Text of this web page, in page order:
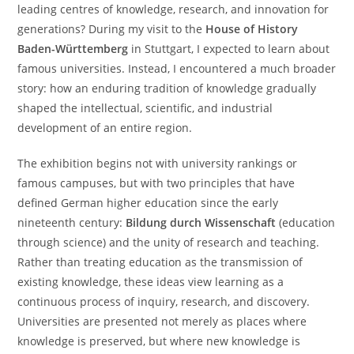
leading centres of knowledge, research, and innovation for
generations? During my visit to the House of History
Baden-Württemberg in Stuttgart, I expected to learn about
famous universities. Instead, I encountered a much broader
story: how an enduring tradition of knowledge gradually
shaped the intellectual, scientific, and industrial
development of an entire region.
The exhibition begins not with university rankings or
famous campuses, but with two principles that have
defined German higher education since the early
nineteenth century: Bildung durch Wissenschaft (education
through science) and the unity of research and teaching.
Rather than treating education as the transmission of
existing knowledge, these ideas view learning as a
continuous process of inquiry, research, and discovery.
Universities are presented not merely as places where
knowledge is preserved, but where new knowledge is